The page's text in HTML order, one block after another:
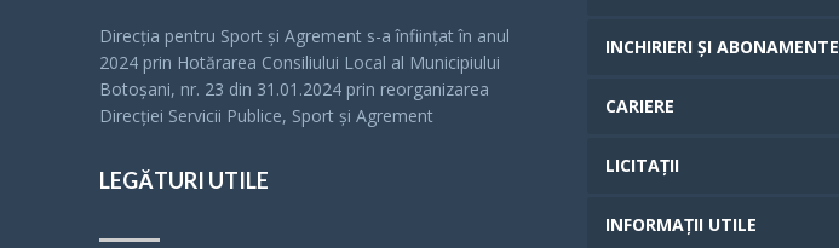
Direcția pentru Sport și Agrement s-a înfiinţat în anul
2024 prin Hotărarea Consiliului Local al Municipiului
Botoșani, nr. 23 din 31.01.2024 prin reorganizarea
Direcției Servicii Publice, Sport și Agrement
LEGĂTURI UTILE
INCHIRIERI ȘI ABONAMENTE
CARIERE
LICITAȚII
INFORMAȚII UTILE